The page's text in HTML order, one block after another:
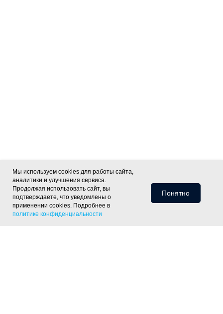
Мы используем cookies для работы сайта,
аналитики и улучшения сервиса.
Продолжая использовать сайт, вы
подтверждаете, что уведомлены о
применении cookies. Подробнее в
политике конфиденциальности
Понятно